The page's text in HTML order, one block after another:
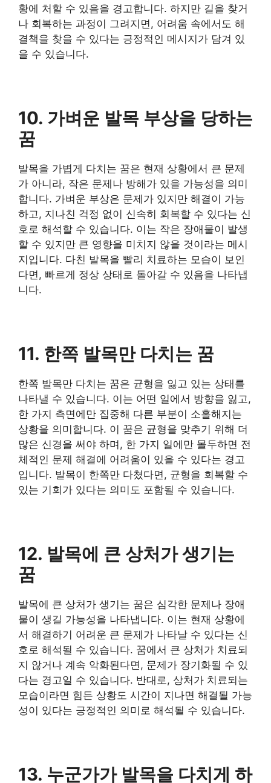
황에 처할 수 있음을 경고합니다. 하지만 길을 찾거
나 회복하는 과정이 그려지면, 어려움 속에서도 해
결책을 찾을 수 있다는 긍정적인 메시지가 담겨 있
을 수 있습니다.
10. 가벼운 발목 부상을 당하는
꿈
발목을 가볍게 다치는 꿈은 현재 상황에서 큰 문제
가 아니라, 작은 문제나 방해가 있을 가능성을 의미
합니다. 가벼운 부상은 문제가 있지만 해결이 가능
하고, 지나친 걱정 없이 신속히 회복할 수 있다는 신
호로 해석할 수 있습니다. 이는 작은 장애물이 발생
할 수 있지만 큰 영향을 미치지 않을 것이라는 메시
지입니다. 다친 발목을 빨리 치료하는 모습이 보인
다면, 빠르게 정상 상태로 돌아갈 수 있음을 나타냅
니다.
11. 한쪽 발목만 다치는 꿈
한쪽 발목만 다치는 꿈은 균형을 잃고 있는 상태를
나타낼 수 있습니다. 이는 어떤 일에서 방향을 잃고,
한 가지 측면에만 집중해 다른 부분이 소홀해지는
상황을 의미합니다. 이 꿈은 균형을 맞추기 위해 더
많은 신경을 써야 하며, 한 가지 일에만 몰두하면 전
체적인 문제 해결에 어려움이 있을 수 있다는 경고
입니다. 발목이 한쪽만 다쳤다면, 균형을 회복할 수
있는 기회가 있다는 의미도 포함될 수 있습니다.
12. 발목에 큰 상처가 생기는
꿈
발목에 큰 상처가 생기는 꿈은 심각한 문제나 장애
물이 생길 가능성을 나타냅니다. 이는 현재 상황에
서 해결하기 어려운 큰 문제가 나타날 수 있다는 신
호로 해석될 수 있습니다. 꿈에서 큰 상처가 치료되
지 않거나 계속 악화된다면, 문제가 장기화될 수 있
다는 경고일 수 있습니다. 반대로, 상처가 치료되는
모습이라면 힘든 상황도 시간이 지나면 해결될 가능
성이 있다는 긍정적인 의미로 해석될 수 있습니다.
13. 누군가가 발목을 다치게 하